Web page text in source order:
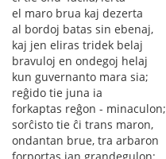
el maro brua kaj dezerta
al bordoj batas sin ebenaj,
kaj jen eliras tridek belaj
bravuloj en ondegoj helaj
kun guvernanto mara sia;
reĝido tie juna ia
forkaptas reĝon - minaculon;
sorĉisto tie ĉi trans maron,
ondantan brue, tra arbaron